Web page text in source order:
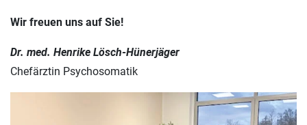
Wir freuen uns auf Sie!
Dr. med. Henrike Lösch-Hünerjäger
Chefärztin Psychosomatik